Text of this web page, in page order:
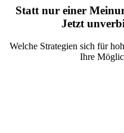
Statt nur einer
Jetzt
Welche Strategien sich für
Ihre